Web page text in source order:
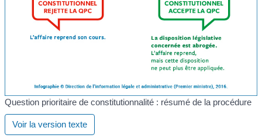
Question prioritaire de constitutionnalité : résumé de la procédure
Voir la version texte